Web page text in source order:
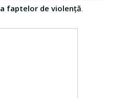
faptelor de violență